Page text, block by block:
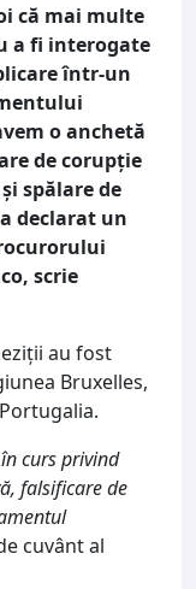
că mai multe
a fi interogate
într-un
o anchetă
de corupție
spălare de
declarat un
scrie
au fost
Bruxelles,
curs privind
falsificare de
cuvânt al